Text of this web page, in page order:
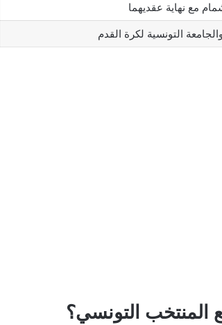
مع نهاية عقديهما
التونسية لكرة القدم
المنتخب التونسي؟